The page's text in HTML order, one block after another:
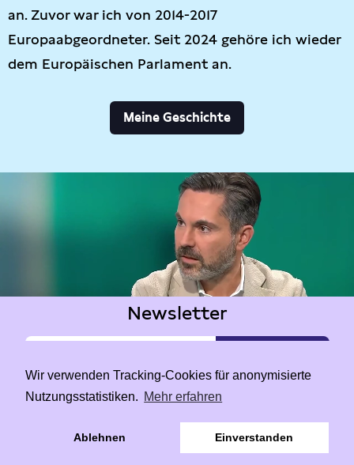
Wir verwenden Tracking-Cookies für anonymisierte
Nutzungsstatistiken. Mehr erfahren
Ablehnen Einverstanden
an. Zuvor war ich von 2014-2017
Europaabgeordneter. Seit 2024 gehöre ich wieder
dem Europäischen Parlament an.
Meine Geschichte
Newsletter